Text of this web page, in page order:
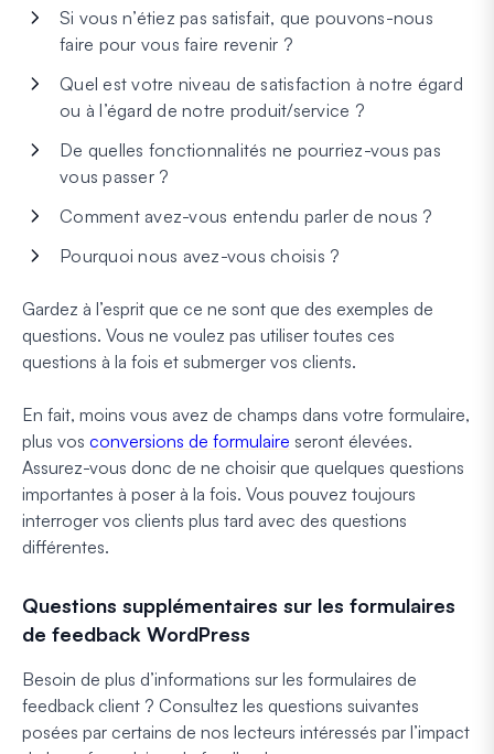
Si vous n’étiez pas satisfait, que pouvons-nous
faire pour vous faire revenir ?
Quel est votre niveau de satisfaction à notre égard
ou à l’égard de notre produit/service ?
De quelles fonctionnalités ne pourriez-vous pas
vous passer ?
Comment avez-vous entendu parler de nous ?
Pourquoi nous avez-vous choisis ?
Gardez à l’esprit que ce ne sont que des exemples de
questions. Vous ne voulez pas utiliser toutes ces
questions à la fois et submerger vos clients.
En fait, moins vous avez de champs dans votre formulaire,
plus vos conversions de formulaire seront élevées.
Assurez-vous donc de ne choisir que quelques questions
importantes à poser à la fois. Vous pouvez toujours
interroger vos clients plus tard avec des questions
différentes.
Questions supplémentaires sur les formulaires
de feedback WordPress
Besoin de plus d’informations sur les formulaires de
feedback client ? Consultez les questions suivantes
posées par certains de nos lecteurs intéressés par l’impact